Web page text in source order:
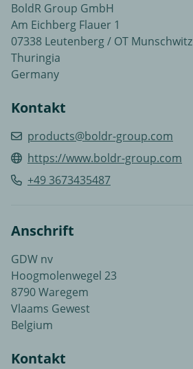
BoldR Group GmbH
Am Eichberg Flauer 1
07338 Leutenberg / OT Munschwitz
Thuringia
Germany
Kontakt
products@boldr-group.com
https://www.boldr-group.com
+49 3673435487
Anschrift
GDW nv
Hoogmolenwegel 23
8790 Waregem
Vlaams Gewest
Belgium
Kontakt